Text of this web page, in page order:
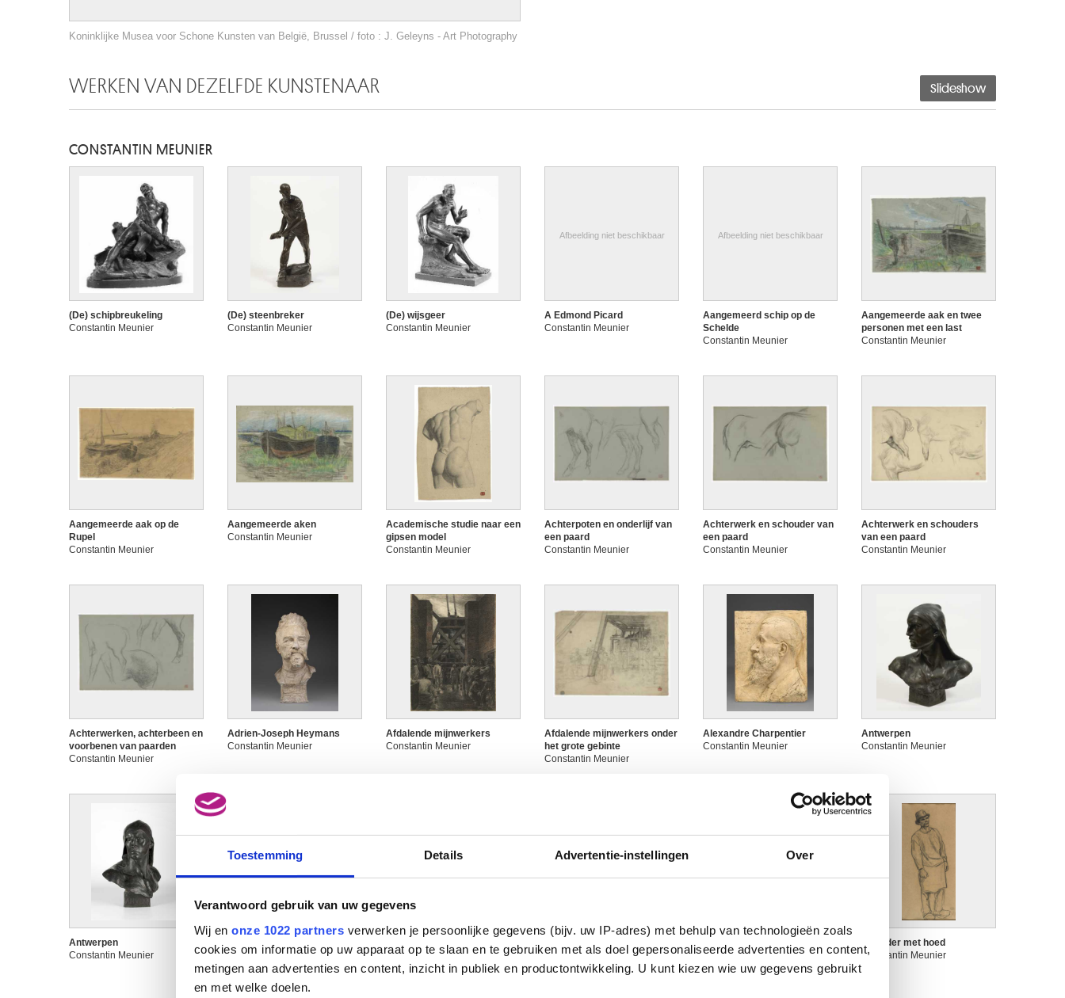
Toestemming Details Advertentie-instellingen Over
Verantwoord gebruik van uw gegevens
Wij en onze 1022 partners verwerken je persoonlijke gegevens (bijv. uw IP-adres) met behulp van technologieën zoals
cookies om informatie op uw apparaat op te slaan en te gebruiken met als doel gepersonaliseerde advertenties en content,
metingen aan advertenties en content, inzicht in publiek en productontwikkeling. U kunt kiezen wie uw gegevens gebruikt
en met welke doelen.
Koninklijke Musea voor Schone Kunsten van België, Brussel / foto : J. Geleyns - Art Photography
WERKEN VAN DEZELFDE KUNSTENAAR Slideshow
CONSTANTIN MEUNIER
(De) schipbreukeling
Constantin Meunier
(De) steenbreker
Constantin Meunier
(De) wijsgeer
Constantin Meunier
Afbeelding niet beschikbaar
A Edmond Picard
Constantin Meunier
Afbeelding niet beschikbaar
Aangemeerd schip op de
Schelde
Constantin Meunier
Aangemeerde aak en twee
personen met een last
Constantin Meunier
Aangemeerde aak op de
Rupel
Constantin Meunier
Aangemeerde aken
Constantin Meunier
Academische studie naar een
gipsen model
Constantin Meunier
Achterpoten en onderlijf van
een paard
Constantin Meunier
Achterwerk en schouder van
een paard
Constantin Meunier
Achterwerk en schouders
van een paard
Constantin Meunier
Achterwerken, achterbeen en
voorbenen van paarden
Constantin Meunier
Adrien-Joseph Heymans
Constantin Meunier
Afdalende mijnwerkers
Constantin Meunier
Afdalende mijnwerkers onder
het grote gebinte
Constantin Meunier
Alexandre Charpentier
Constantin Meunier
Antwerpen
Constantin Meunier
Antwerpen
Constantin Meunier
Antwerpen
Constantin Meunier
Arbeider - De oven
Constantin Meunier
Arbeider aan de slag bij een
oven
Constantin Meunier
Arbeider die een metalen
staaf manipuleert
Constantin Meunier
Arbeider met hoed
Constantin Meunier